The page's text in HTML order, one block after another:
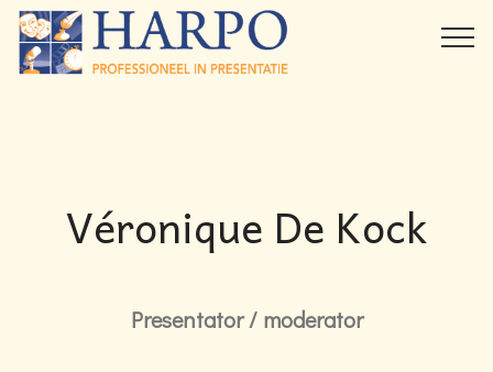
Véronique De Kock
Presentator / moderator